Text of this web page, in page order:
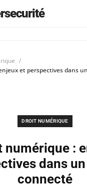
et perspectives dans
DROIT NUMÉRIQUE
numérique :
dans
connecté